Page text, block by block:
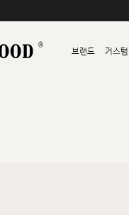
브랜드 커스텀